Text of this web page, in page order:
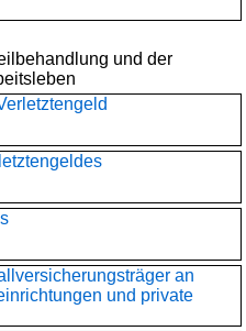
und der
an
und private